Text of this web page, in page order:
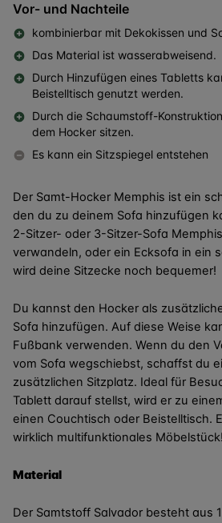
Vor- und Nachteile
kombinierbar mit Dekokissen und
Das Material ist wasserabweisend.
Durch Hinzufügen eines Tabletts
Beistelltisch genutzt werden.
Durch die Schaumstoff-
dem Hocker sitzen.
Es kann ein Sitzspiegel entstehen
Der Samt-Hocker Memphis ist ein
den du zu deinem Sofa hinzufügen
2-Sitzer- oder 3-Sitzer-Sofa
verwandeln, oder ein Ecksofa in ein
wird deine Sitzecke noch bequemer!
Du kannst den Hocker als
Sofa hinzufügen. Auf diese Weise
Fußbank verwenden. Wenn du den
vom Sofa wegschiebst, schaffst du
zusätzlichen Sitzplatz. Ideal für
Tablett darauf stellst, wird er zu
einen Couchtisch oder Beistelltisch.
wirklich multifunktionales Möbelstück!
Material
Der Samtstoff Salvador besteht aus